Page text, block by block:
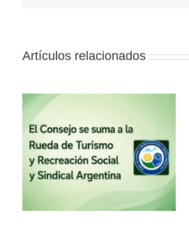
Artículos relacionados
30 de julio – Día Mundial
contra la Trata de
Personas